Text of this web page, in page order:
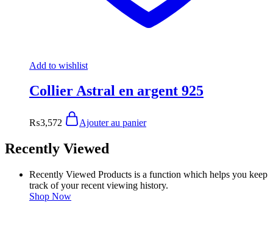
Add to wishlist
Collier Astral en argent 925
₨3,572 Ajouter au panier
Recently Viewed
Recently Viewed Products is a function which helps you keep
track of your recent viewing history.
Shop Now